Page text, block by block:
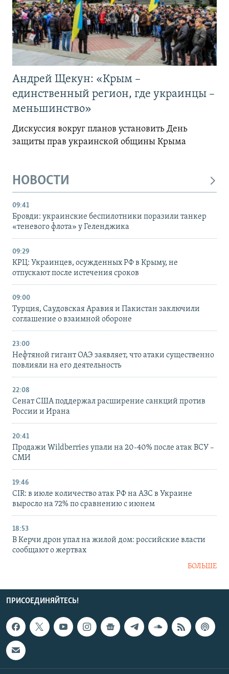
Андрей Щекун: «Крым –
единственный регион, где украинцы –
меньшинство»
Дискуссия вокруг планов установить День
защиты прав украинской общины Крыма
НОВОСТИ
09:41
Бровди: украинские беспилотники поразили танкер
«теневого флота» у Геленджика
09:29
КРЦ: Украинцев, осужденных РФ в Крыму, не
отпускают после истечения сроков
09:00
Турция, Саудовская Аравия и Пакистан заключили
соглашение о взаимной обороне
23:00
Нефтяной гигант ОАЭ заявляет, что атаки существенно
повлияли на его деятельность
22:08
Сенат США поддержал расширение санкций против
России и Ирана
20:41
Продажи Wildberries упали на 20-40% после атак ВСУ –
СМИ
19:46
CIR: в июле количество атак РФ на АЗС в Украине
выросло на 72% по сравнению с июнем
18:53
В Керчи дрон упал на жилой дом: российские власти
сообщают о жертвах
БОЛЬШЕ
ПРИСОЕДИНЯЙТЕСЬ!